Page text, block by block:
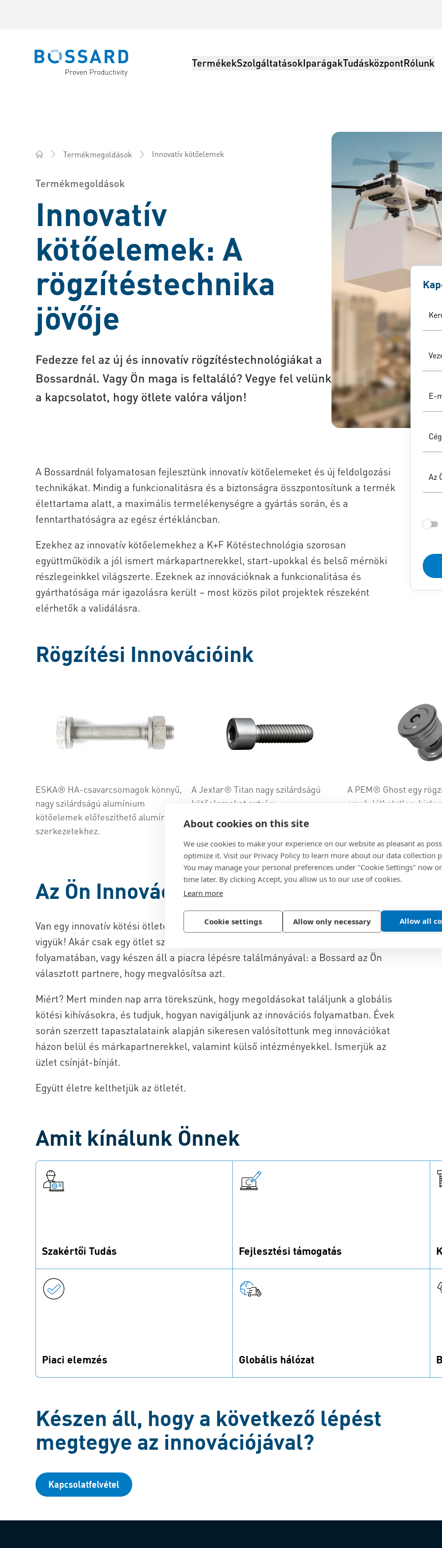
About cookies on this site
We use cookies to make your experience on our website as pleasant as
optimize it. Visit our Privacy Policy to learn more about our data collection
You may manage your personal preferences under "Cookie Settings" now
time later. By clicking Accept, you allow us to our use of cookies.
Learn more
Cookie settings Allow only necessary Allow all
Bossard homepage TermékekSzolgáltatásokIparágakTudásközpontRólunk
Termékmegoldások Innovatív kötőelemek
Termékmegoldások
Innovatív
kötőelemek: A
rögzítéstechnika
jövője
Fedezze fel az új és innovatív rögzítéstechnológiákat a
Bossardnál. Vagy Ön maga is feltaláló? Vegye fel velünk
a kapcsolatot, hogy ötlete valóra váljon!
E-
Cég
Az
A Bossardnál folyamatosan fejlesztünk innovatív kötőelemeket és új feldolgozási
technikákat. Mindig a funkcionalitásra és a biztonságra összpontosítunk a termék
élettartama alatt, a maximális termelékenységre a gyártás során, és a
fenntarthatóságra az egész értékláncban.
Ezekhez az innovatív kötőelemekhez a K+F Kötéstechnológia szorosan
együttműködik a jól ismert márkapartnerekkel, start-upokkal és belső mérnöki
részlegeinkkel világszerte. Ezeknek az innovációknak a funkcionalitása és
gyárthatósága már igazolásra került – most közös pilot projektek részeként
elérhetők a validálásra.
Rögzítési Innovációink
ESKA® HA-csavarcsomagok könnyű,
nagy szilárdságú alumínium
kötőelemek előfeszíthető alumínium
szerkezetekhez.
A Jextar® Titan nagy szilárdságú
kötőelemeket extrém
hőmérsékletekhez és agresszív
környezetekhez tervezték.
A PEM® Ghost egy
amely láthatatlan,
Az Ön Innovációja a Kötéstechnikában
Van egy innovatív kötési ötlete? Mi rendelkezünk a szakértelemmel, hogy sikerre
vigyük! Akár csak egy ötlet szintjén van, akár a prototípus finomításának
folyamatában, vagy készen áll a piacra lépésre találmányával: a Bossard az Ön
választott partnere, hogy megvalósítsa azt.
Miért? Mert minden nap arra törekszünk, hogy megoldásokat találjunk a globális
kötési kihívásokra, és tudjuk, hogyan navigáljunk az innovációs folyamatban. Évek
során szerzett tapasztalataink alapján sikeresen valósítottunk meg innovációkat
házon belül és márkapartnerekkel, valamint külső intézményekkel. Ismerjük az
üzlet csínját-bínját.
Együtt életre kelthetjük az ötletét.
Amit kínálunk Önnek
Szakértői Tudás
szakértelmünket az anyagok, technológiák,
bevonatok terén.
Fejlesztési támogatás
fejlesztést.
Piaci elemzés Globális hálózat
Készen áll, hogy a következő lépést
megtegye az innovációjával?
Kapcsolatfelvétel